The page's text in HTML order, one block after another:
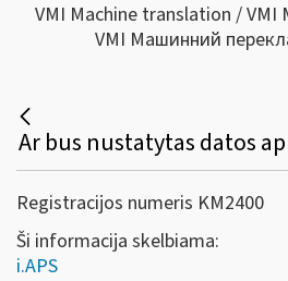
VMI Machine translation /
VMI Машинний
Registracijos numeris KM2400
Ši informacija skelbiama:
i.APS